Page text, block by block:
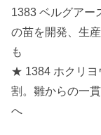
1383 ベルグアー
の苗を開発、生
も
★ 1384 ホクリヨ
割。雛からの一
へ